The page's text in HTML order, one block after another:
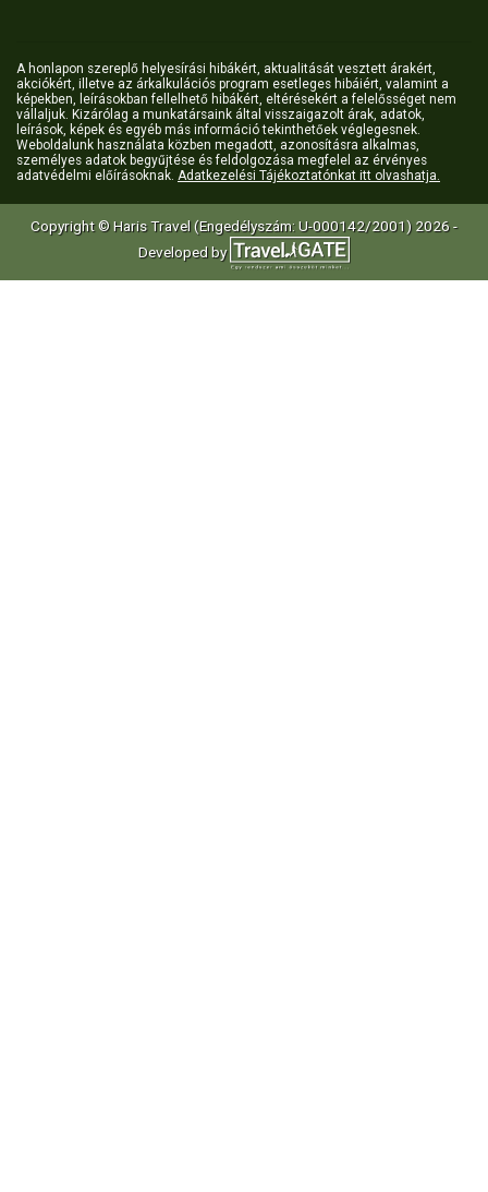
A honlapon szereplő helyesírási hibákért, aktualitását vesztett árakért,
akciókért, illetve az árkalkulációs program esetleges hibáiért, valamint a
képekben, leírásokban fellelhető hibákért, eltérésekért a felelősséget nem
vállaljuk. Kizárólag a munkatársaink által visszaigazolt árak, adatok,
leírások, képek és egyéb más információ tekinthetőek véglegesnek.
Weboldalunk használata közben megadott, azonosításra alkalmas,
személyes adatok begyűjtése és feldolgozása megfelel az érvényes
adatvédelmi előírásoknak. Adatkezelési Tájékoztatónkat itt olvashatja.
Copyright © Haris Travel (Engedélyszám: U-000142/2001) 2026 -
Developed by